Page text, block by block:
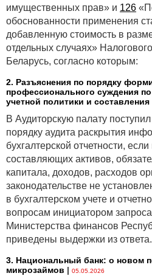
...
Оценка
...
ПРИМЕР 6.Получение
на него
...
Оценка
...
При подготовке
рекомендации,
объединением аудиторских
компаний BDO.
имущественных прав» и 126
обоснованности применения
добавленную стоимость в
отдельных случаях»
Беларусь, согласно которым:
2. Разъяснения по порядку
профессионального суждения
учетной политики и составления
В Аудиторскую палату
порядку аудита раскрытия
бухгалтерской отчетности,
составляющих активов,
капитала, доходов, расходов
законодательстве не
в бухгалтерском учете и
вопросам инициатором
Министерства финансов
приведены выдержки из ответа.
3. Национальный банк: о новом
микрозаймов | 05.05.2026